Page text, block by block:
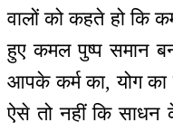
वालों को कहते हो कि
हुए कमल पुष्प समान
आपके कर्म का, योग का
ऐसे तो नहीं कि